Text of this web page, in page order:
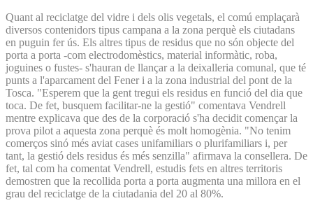
Quant al reciclatge del vidre i dels olis vegetals, el comú emplaçarà
diversos contenidors tipus campana a la zona perquè els ciutadans
en puguin fer ús. Els altres tipus de residus que no són objecte del
porta a porta -com electrodomèstics, material informàtic, roba,
joguines o fustes- s'hauran de llançar a la deixalleria comunal, que té
punts a l'aparcament del Fener i a la zona industrial del pont de la
Tosca. "Esperem que la gent tregui els residus en funció del dia que
toca. De fet, busquem facilitar-ne la gestió" comentava Vendrell
mentre explicava que des de la corporació s'ha decidit començar la
prova pilot a aquesta zona perquè és molt homogènia. "No tenim
comerços sinó més aviat cases unifamiliars o plurifamiliars i, per
tant, la gestió dels residus és més senzilla" afirmava la consellera. De
fet, tal com ha comentat Vendrell, estudis fets en altres territoris
demostren que la recollida porta a porta augmenta una millora en el
grau del reciclatge de la ciutadania del 20 al 80%.